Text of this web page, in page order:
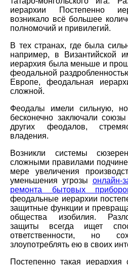
иерархии Постепенно
возникало всё большее
полномочий и привилегий.
В тех странах, где была
например, в Византийской
иерархия была меньше и
феодальной
Европе, феодальная
сложной.
Феодалы имели сильную,
бесконечно заключали
других феодалов,
владения.
Возникли системы
сложными правилами
мере увеличения
уменьшения угрозы онлайн-
ремонта бытовых
феодальные иерархии
защитные функции и
общества изобилия.
защиты всегда ищет
ответственности, но
злоупотреблять ею в своих
Постепенно такая иерархия